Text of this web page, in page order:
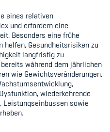
eines relativen
und erfordern eine
Besonders eine frühe
helfen, Gesundheitsrisiken zu
langfristig zu
während dem jährlichen
wie Gewichtsveränderungen,
wiederkehrende
Leistungseinbussen sowie